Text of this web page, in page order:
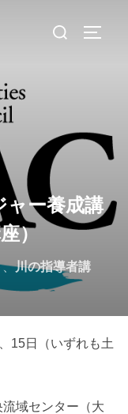
検
ャー養成講
）
、川の指導者講
15日（いずれも土
域センター（大